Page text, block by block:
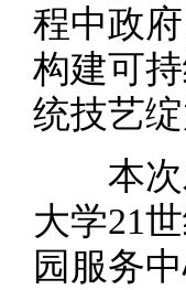
程中政
构建可
统技艺绽
本次发
大学21
园服务